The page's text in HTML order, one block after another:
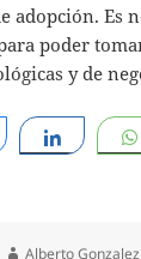
adopción. Es
poder
y de
Share Share
Author
Alberto Gonzalez